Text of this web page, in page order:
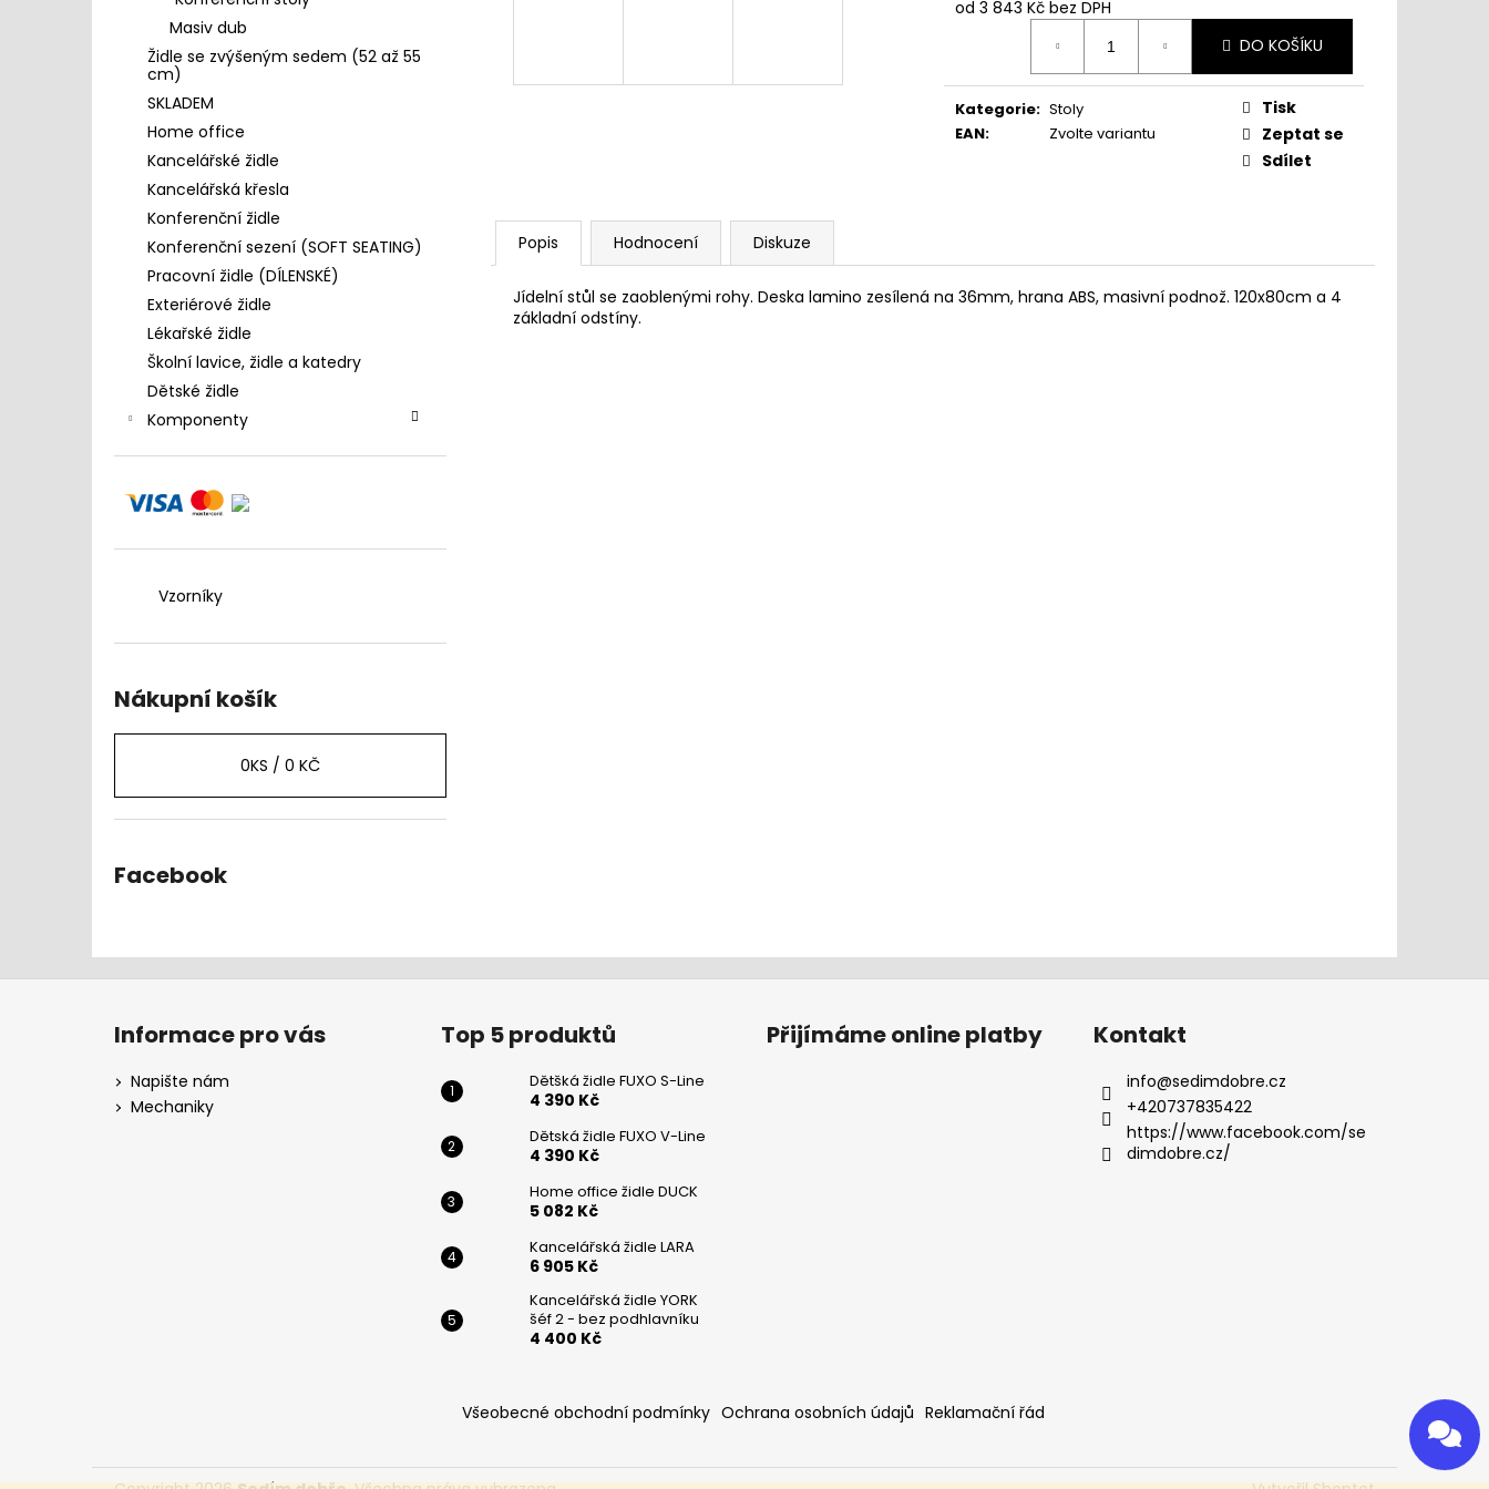
Masiv dub
Židle se zvýšeným sedem (52 až 55
cm)
SKLADEM
Home office
Kancelářské židle
Kancelářská křesla
Konferenční židle
Konferenční sezení (SOFT SEATING)
Pracovní židle (DÍLENSKÉ)
Exteriérové židle
Lékařské židle
Školní lavice, židle a katedry
Dětské židle
Komponenty
Vzorníky
Nákupní košík
0KS / 0 KČ
Facebook
od 3 843 Kč bez DPH
DO KOŠÍKU
Kategorie: Stoly
EAN: Zvolte variantu
Tisk
Zeptat se
Sdílet
Popis Hodnocení Diskuze
Jídelní stůl se zaoblenými rohy. Deska lamino zesílená na 36mm, hrana ABS, masivní podnož. 120x80cm a 4
základní odstíny.
4 390 Kč
Z
Informace pro vás
Napište nám
Mechaniky
Top 5 produktů
Dětšká židle FUXO S-Line
4 390 Kč
Dětská židle FUXO V-Line
4 390 Kč
Home office židle DUCK
5 082 Kč
Kancelářská židle LARA
6 905 Kč
Kancelářská židle YORK
šéf 2 - bez podhlavníku
4 400 Kč
Přijímáme online platby Kontakt
info@sedimdobre.cz
+420737835422
https://www.facebook.com/se
dimdobre.cz/
Všeobecné obchodní podmínky Ochrana osobních údajů Reklamační řád
www.sedimdobre.cz - Chat
Sedimdobre podpora
Odeslat